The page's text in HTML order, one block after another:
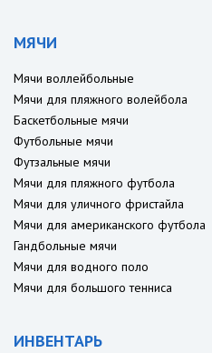
МЯЧИ
Мячи воллейбольные
Мячи для пляжного волейбола
Баскетбольные мячи
Футбольные мячи
Футзальные мячи
Мячи для пляжного футбола
Мячи для уличного фристайла
Мячи для американского футбола
Гандбольные мячи
Мячи для водного поло
Мячи для большого тенниса
ИНВЕНТАРЬ